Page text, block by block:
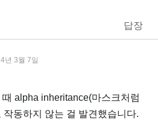
답장
년 3월 7일
alpha inheritance(마스크처럼
동하지 않는 걸 발견했습니다.